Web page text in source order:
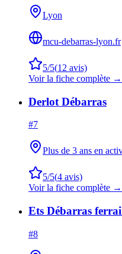
Lyon
mcu-debarras-lyon.fr
5/5(12 avis)
Voir la fiche complète →
Derlot Débarras
#7
Plus de 3 ans en
5/5(4 avis)
Voir la fiche complète →
Ets Débarras
#8